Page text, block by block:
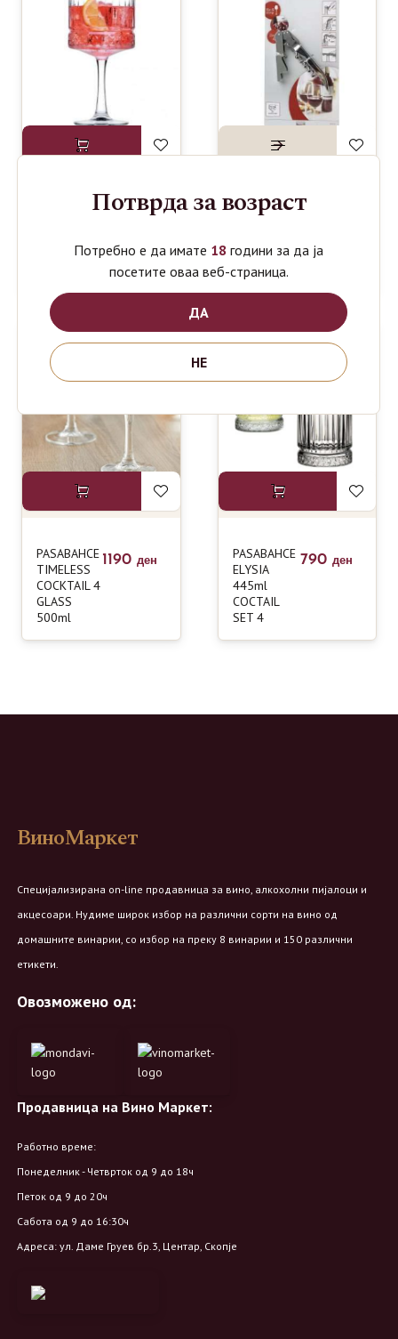
PASABAHCE
500ml set4
1190 ден
FAKELMANN
13cm
Double pull
299
PASABAHCE
TIMELESS
COCKTAIL 4
GLASS
500ml
1190 ден
PASABAHCE
ELYSIA
445ml
COCTAIL
SET 4
790 ден
ВиноМаркет
Специјализирана on-line продавница за вино, алкохолни пијалоци и
акцесоари. Нудиме широк избор на различни сорти на вино од
домашните винарии, со избор на преку 8 винарии и 150 различни
етикети.
Овозможено од:
Продавница на Вино Маркет:
Работно време:
Понеделник - Четврток од 9 до 18ч
Петок од 9 до 20ч
Сабота од 9 до 16:30ч
Адреса: ул. Даме Груев бр.3, Центар, Скопје
Потврда за возраст
Потребно е да имате 18 години за да ја
посетите оваа веб-страница.
ДА
НЕ